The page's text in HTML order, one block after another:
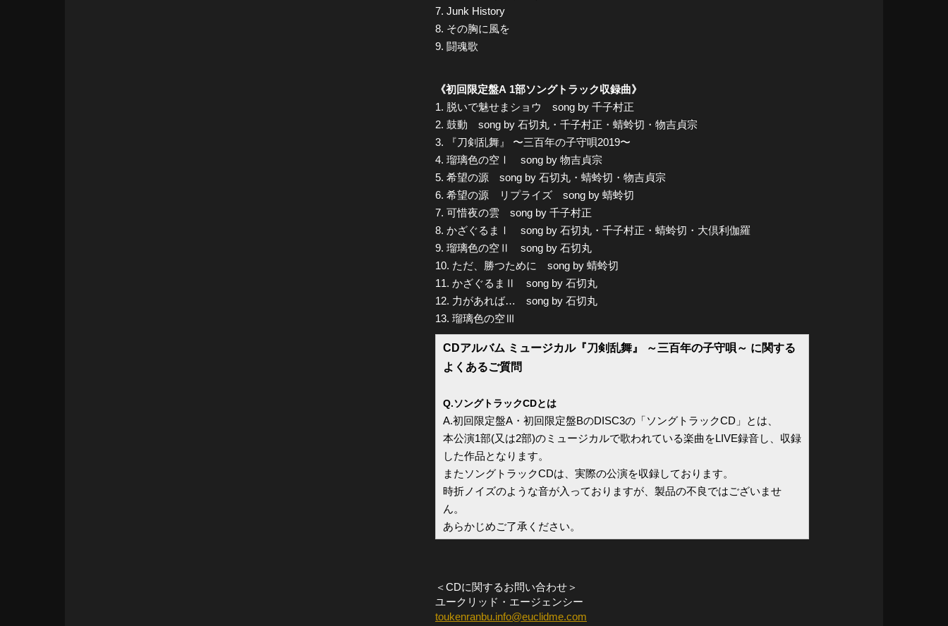
7. Junk History
8. その胸に風を
9. 闘魂歌
《初回限定盤A 1部ソングトラック収録曲》
1. 脱いで魅せまショウ song by 千子村正
2. 鼓動 song by 石切丸・千子村正・蜻蛉切・物吉貞宗
3. 『刀剣乱舞』 〜三百年の子守唄2019〜
4. 瑠璃色の空Ⅰ song by 物吉貞宗
5. 希望の源 song by 石切丸・蜻蛉切・物吉貞宗
6. 希望の源 リプライズ song by 蜻蛉切
7. 可惜夜の雲 song by 千子村正
8. かざぐるまⅠ song by 石切丸・千子村正・蜻蛉切・大倶利伽羅
9. 瑠璃色の空Ⅱ song by 石切丸
10. ただ、勝つために song by 蜻蛉切
11. かざぐるまⅡ song by 石切丸
12. 力があれば… song by 石切丸
13. 瑠璃色の空Ⅲ
CDアルバム ミュージカル『刀剣乱舞』 ～三百年の子守唄～ に関する
よくあるご質問
Q.ソングトラックCDとは
A.初回限定盤A・初回限定盤BのDISC3の「ソングトラックCD」とは、
本公演1部(又は2部)のミュージカルで歌われている楽曲をLIVE録音し、収録
した作品となります。
またソングトラックCDは、実際の公演を収録しております。
時折ノイズのような音が入っておりますが、製品の不良ではございませ
ん。
あらかじめご了承ください。
＜CDに関するお問い合わせ＞
ユークリッド・エージェンシー
toukenranbu.info@euclidme.com